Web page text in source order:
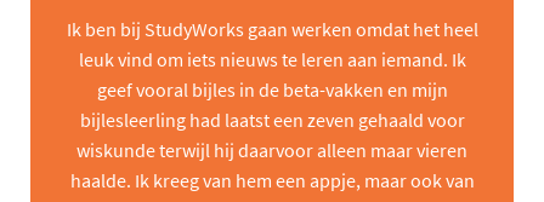
Ik ben bij StudyWorks gaan werken omdat het heel
leuk vind om iets nieuws te leren aan iemand. Ik
geef vooral bijles in de beta-vakken en mijn
bijlesleerling had laatst een zeven gehaald voor
wiskunde terwijl hij daarvoor alleen maar vieren
haalde. Ik kreeg van hem een appje, maar ook van